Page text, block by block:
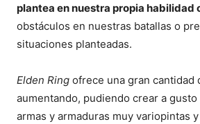
plantea en nuestra propia habilidad
obstáculos en nuestras batallas o
situaciones planteadas.
Elden Ring ofrece una gran cantidad
aumentando, pudiendo crear a
armas y armaduras muy variopintas